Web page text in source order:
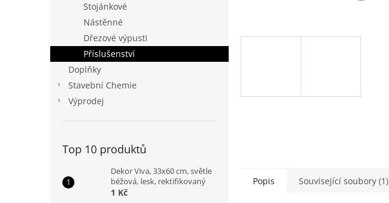
Stojánkové
Nástěnné
Dřezové výpusti
Příslušenství
Doplňky
Stavební Chemie
Výprodej
Top 10 produktů
Dekor Viva, 33x60 cm, světle
béžová, lesk, rektifikovaný
1 Kč
Popis Související soubory (1)